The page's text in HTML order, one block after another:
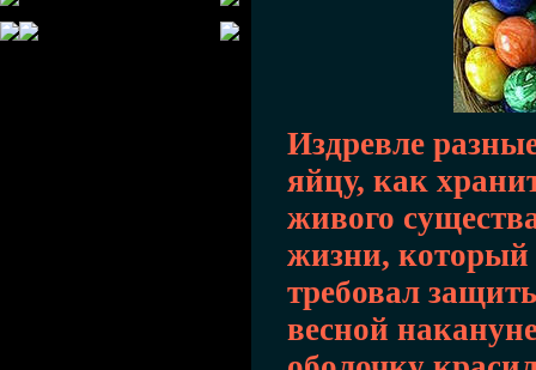
Издревле
яйцу, как
живого
жизни, который
требовал
весной